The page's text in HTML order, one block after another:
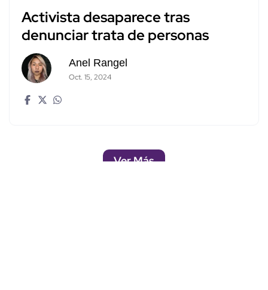
Activista desaparece tras
denunciar trata de personas
Anel Rangel
Oct. 15, 2024
Ver Más